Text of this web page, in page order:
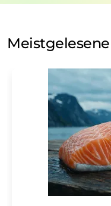
auf Basis unserer
Meinungsforschung per
Einwilligung können Sie
Str. 2, 12489 Berlin oder
widerruf@lumitos.com
widerrufen. Zudem ist in
Abbestellung des
enthalten.